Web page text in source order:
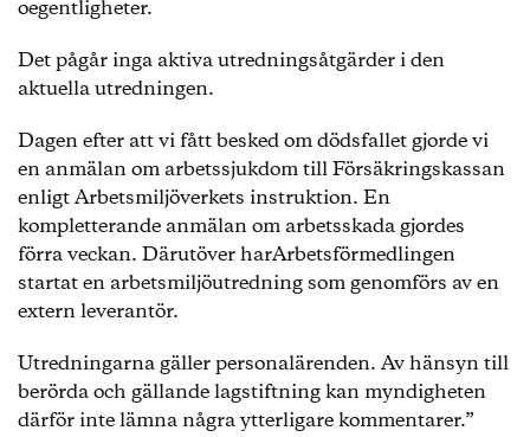
oegentligheter.
Det pågår inga aktiva utredningsåtgärder i den
aktuella utredningen.
Dagen efter att vi fått besked om dödsfallet gjorde vi
en anmälan om arbetssjukdom till Försäkringskassan
enligt Arbetsmiljöverkets instruktion. En
kompletterande anmälan om arbetsskada gjordes
förra veckan. Därutöver harArbetsförmedlingen
startat en arbetsmiljöutredning som genomförs av en
extern leverantör.
Utredningarna gäller personalärenden. Av hänsyn till
berörda och gällande lagstiftning kan myndigheten
därför inte lämna några ytterligare kommentarer.”